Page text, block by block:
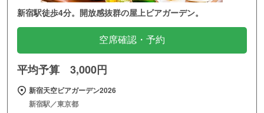
新宿駅徒歩4分。開放感抜群の屋上ビアガーデン。
空席確認・予約
平均予算 3,000円
新宿天空ビアガーデン2026
新宿駅／東京都